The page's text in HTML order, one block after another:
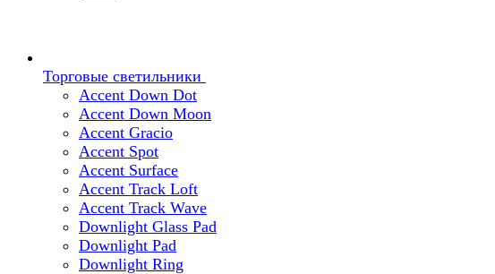
Торговые светильники
Accent Down Dot
Accent Down Moon
Accent Gracio
Accent Spot
Accent Surface
Accent Track Loft
Accent Track Wave
Downlight Glass Pad
Downlight Pad
Downlight Ring